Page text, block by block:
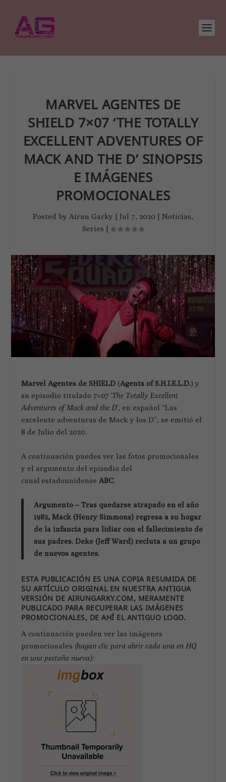
MARVEL AGENTES DE
SHIELD 7×07 ‘THE TOTALLY
EXCELLENT ADVENTURES OF
MACK AND THE D’ SINOPSIS
E IMÁGENES
PROMOCIONALES
Posted by Airun Garky | Jul 7, 2020 | Noticias,
Series |
Marvel Agentes de SHIELD (Agents of S.H.I.E.L.D.) y
su episodio titulado 7×07 ‘The Totally Excellent
Adventures of Mack and the D’, en español “Las
excelente adventuras de Mack y los D”, se emitió el
8 de Julio del 2020.
A continuación puedes ver las fotos promocionales
y el argumento del episodio del
canal estadounidense ABC.
Argumento – Tras quedarse atrapado en el año
1982, Mack (Henry Simmons) regresa a su hogar
de la infancia para lidiar con el fallecimiento de
sus padres. Deke (Jeff Ward) recluta a un grupo
de nuevos agentes.
ESTA PUBLICACIÓN ES UNA COPIA RESUMIDA DE
SU ARTÍCULO ORIGINAL EN NUESTRA ANTIGUA
VERSIÓN DE AIRUNGARKY.COM, MERAMENTE
PUBLICADO PARA RECUPERAR LAS IMÁGENES
PROMOCIONALES, DE AHÍ EL ANTIGUO LOGO.
A continuación pueden ver las imágenes
promocionales (hagan clic para abrir cada una en HQ
en una pestaña nueva):